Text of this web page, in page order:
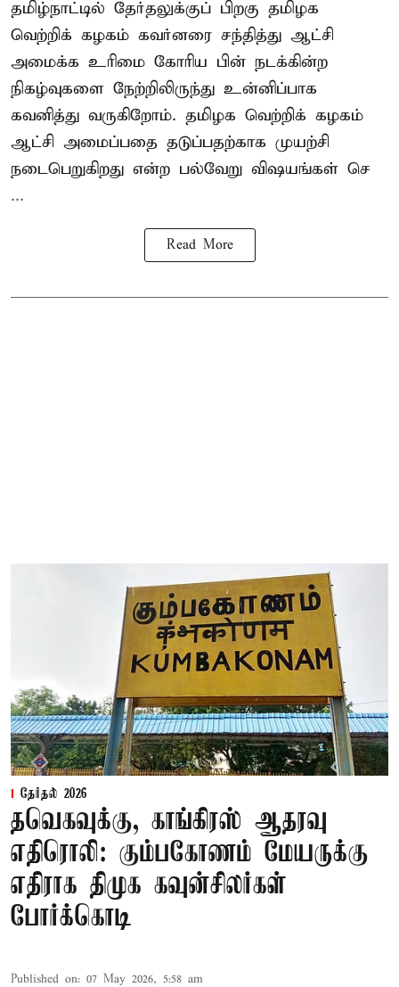
தமிழ்நாட்டில் தேர்தலுக்குப் பிறகு தமிழக
வெற்றிக் கழகம் கவர்னரை சந்தித்து ஆட்சி
அமைக்க உரிமை கோரிய பின் நடக்கின்ற
நிகழ்வுகளை நேற்றிலிருந்து உன்னிப்பாக
கவனித்து வருகிறோம். தமிழக வெற்றிக் கழகம்
ஆட்சி அமைப்பதை தடுப்பதற்காக முயற்சி
நடைபெறுகிறது என்ற பல்வேறு விஷயங்கள் செ
...
Read More
தேர்தல் 2026
தவெகவுக்கு, காங்கிரஸ் ஆதரவு
எதிரொலி: கும்பகோணம் மேயருக்கு
எதிராக திமுக கவுன்சிலர்கள்
போர்க்கொடி
Published on: 07 May 2026, 5:58 am